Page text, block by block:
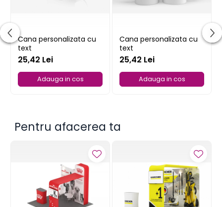
Cana personalizata cu
text
25,42 Lei
Adauga in cos
Cana personalizata cu
text
25,42 Lei
Adauga in cos
Pentru afacerea ta